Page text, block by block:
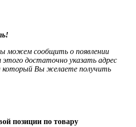
можем сообщить о появлении
этого достаточно указать адрес
который Вы желаете получить
позиции по товару